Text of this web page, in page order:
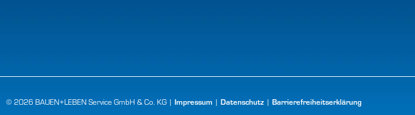
© 2026 BAUEN+LEBEN Service GmbH & Co. KG | Impressum | Datenschutz | Barrierefreiheitserklärung